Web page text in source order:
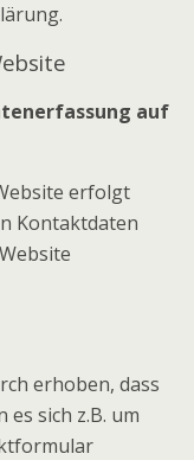
auf
erfolgt
Kontaktdaten
erhoben, dass
sich z.B. um